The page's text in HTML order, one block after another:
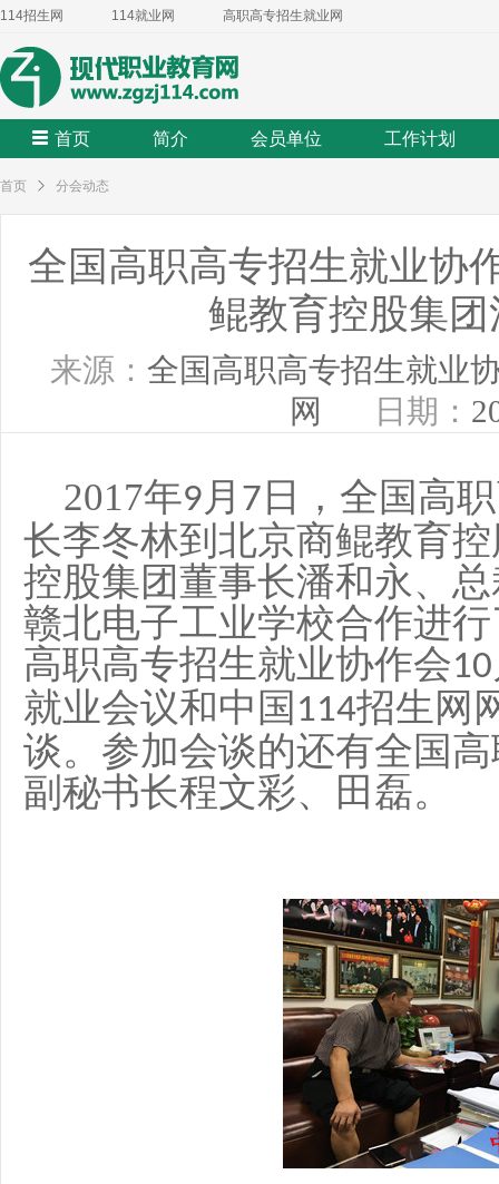
114招生网 114就业网 高职高专招生就业网
首页 简介 会员单位 工作计划
首页 分会动态
全国高职高专招生就业协
鲲教育控股集
来源： 全国高职高专招生就业
网
日期：
2017年9 月 7 日，全国高
长李冬林到北京商鲲教育
控股集团董事长潘和永、
赣北电子工业学校合作进
高职高专招生就业协作会10
就业会议和中国 114招生网
谈。参加会谈的还有全国
副秘书长程文彩、田磊。